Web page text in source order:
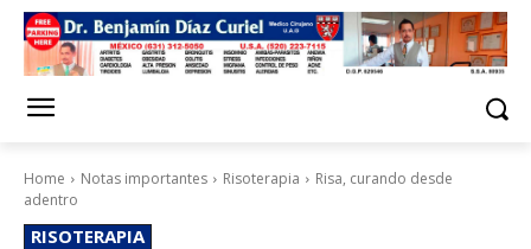
Home Notas importantes Risoterapia
Risa, curando desde
adentro
RISOTERAPIA